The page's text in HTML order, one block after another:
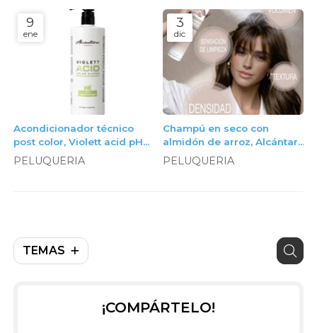
TEMAS
9
ene
Acondicionador técnico
post color, Violett acid pH
restore acondicionador,
PELUQUERIA
3
dic
Champú en seco con
almidón de arroz, Alcántara
Cosmética
PELUQUERIA
¡COMPÁRTELO!